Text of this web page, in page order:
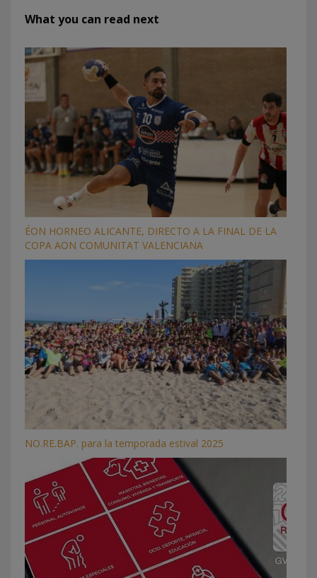
What you can read next
ÉON HORNEO ALICANTE, DIRECTO A LA FINAL DE LA
COPA AON COMUNITAT VALENCIANA
NO.RE.BAP. para la temporada estival 2025